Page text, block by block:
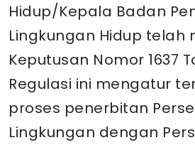
Hidup/Kepala Badan
Lingkungan Hidup telah
Keputusan Nomor 1637
Regulasi ini mengatur
proses penerbitan
Lingkungan dengan